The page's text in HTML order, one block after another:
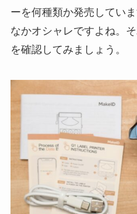
ーを何種類か発売してい
なかオシャレですよね。
を確認してみましょう。